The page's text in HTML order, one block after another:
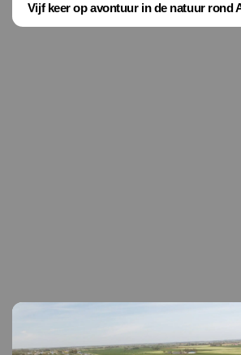
Vijf keer op avontuur in de natuur rond